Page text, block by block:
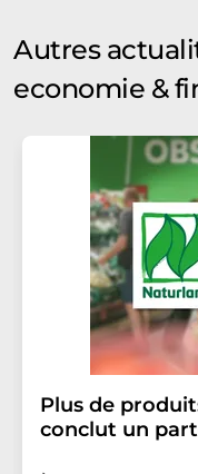
Autres
economie &
Plus de
conclut un